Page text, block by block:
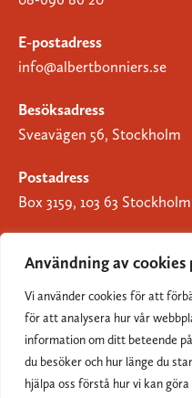
Användning av
Vi använder cookies för att
för att analysera hur vår
information om ditt beteende
du besöker och hur länge du
hjälpa oss förstå hur vi kan
E-postadress
info@albertbonniers.se
Besöksadress
Sveavägen 56, Stockholm
Postadress
Box 3159, 103 63 Stockholm
Om